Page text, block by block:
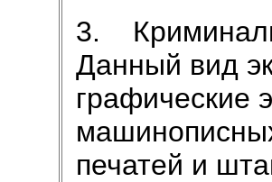
3.
Данный вид
графические
печатей и